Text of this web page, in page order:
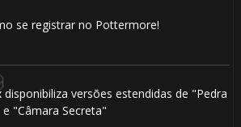
se registrar no Pottermore!
disponibiliza versões estendidas de "Pedra
"Câmara Secreta"